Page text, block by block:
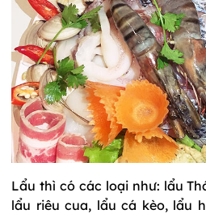
Lẩu thì có các loại như: lẩu
lẩu riêu cua, lẩu cá kèo, lẩu